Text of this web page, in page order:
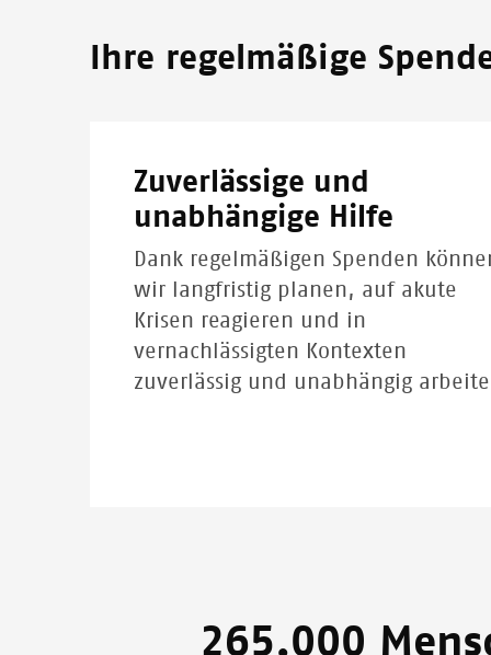
Ihre regelmäßige
Zuverlässige und
unabhängige Hilfe
Dank regelmäßigen Spenden
wir langfristig planen, auf akute
Krisen reagieren und in
vernachlässigten Kontexten
zuverlässig und unabhängig
265.000